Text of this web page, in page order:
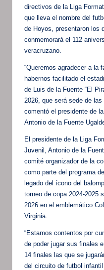
directivos de la Liga
que lleva el nombre del
de Hoyos, presentaron los
conmemorará el 112
veracruzano.
“Queremos agradecer a la
habernos facilitado el
de Luis de la Fuente “El
2026, que será sede de
comentó el presidente de
Antonio de la Fuente
El presidente de la Liga
Juvenil, Antonio de la
comité organizador de la
como parte del programa
legado del ícono del
torneo de copa 2024-2025
2026 en el emblemático
Virginia.
“Estamos contentos por
de poder jugar sus finales
14 finales las que se
del circuito de futbol